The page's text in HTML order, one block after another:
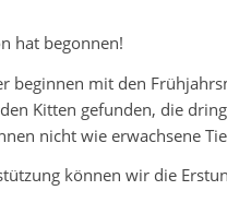
hat begonnen!
beginnen mit den
Kitten gefunden, die
nicht wie erwachsene
können wir die